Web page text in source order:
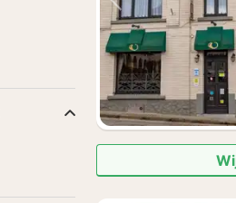
Vorige foto